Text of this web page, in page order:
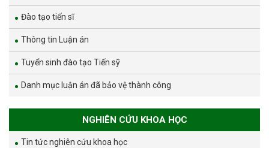
Đào tạo tiến sĩ
Thông tin Luận án
Tuyển sinh đào tạo Tiến sỹ
Danh mục luận án đã bảo vệ thành công
NGHIÊN CỨU KHOA HỌC
Tin tức nghiên cứu khoa học